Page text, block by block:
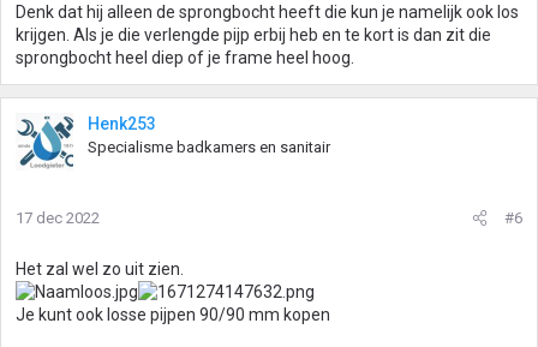
Denk dat hij alleen de sprongbocht heeft die kun je namelijk ook los
krijgen. Als je die verlengde pijp erbij heb en te kort is dan zit die
sprongbocht heel diep of je frame heel hoog.
Henk253
Specialisme badkamers en sanitair
17 dec 2022 #6
Het zal wel zo uit zien.
Je kunt ook losse pijpen 90/90 mm kopen